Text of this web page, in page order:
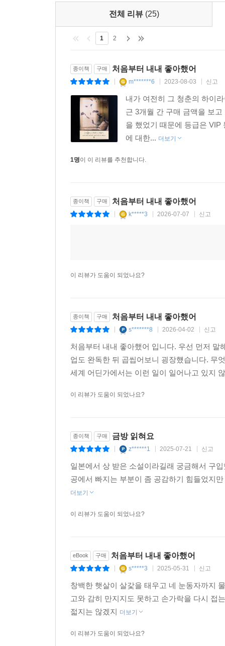
전체 리뷰 (25)
1 2
종이책 구매 처음부터 내내 좋아했어
m*******6 2023-08-03 신고
내가 여전히 그 청춘의 하이
근 3개월 간 구매 금액을 보
을 했었기 때문에 등급은
에 대한... 더보기
1명이 이 리뷰를 추천합니다.
종이책 구매 처음부터 내내 좋아했어
k*****3 2026-07-07 신고
이 리뷰가 도움이 되었나요?
종이책 구매 처음부터 내내 좋아했어
s*******8 2026-04-02 신고
처음부터 내내 좋아했어 입니다. 우선 먼저
업도 완독한 뒤 곱씹어보니 굉장헀습니다. 무
세계 어딘가에서는 이런 일이 일어나고 있지
이 리뷰가 도움이 되었나요?
종이책 구매 금방 읽혀요
z******1 2025-07-21 신고
일본에서 상 받은 소설이라길래 궁금해서 구
공에서 빠지는 부분이 좀 공감하기 힘들었지
더보기
이 리뷰가 도움이 되었나요?
eBook 구매 처음부터 내내 좋아했어
s*****3 2025-05-31 신고
창백한 햇살이 살갗을 태우고 네 눈동자까지
고와 감히 만지지도 못하고 손가락을 다시 접
젋지는 않겠지 더보기
이 리뷰가 도움이 되었나요?